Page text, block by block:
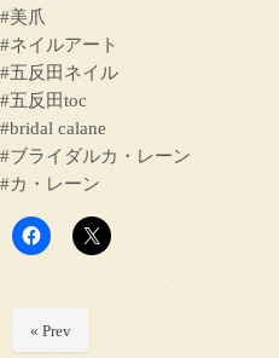
#美爪
#ネイルアート
#五反田ネイル
#五反田toc
#bridal calane
#ブライダルカ・レーン
#カ・レーン
« Prev